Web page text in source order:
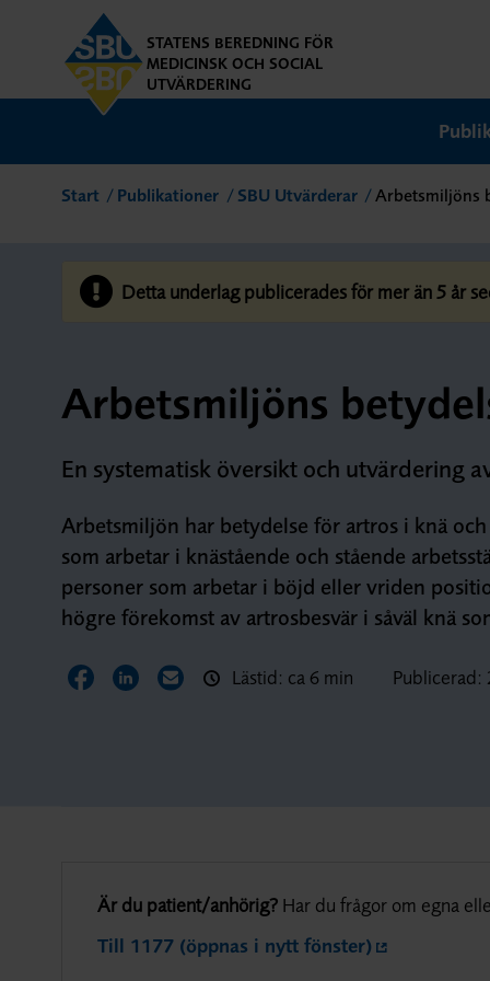
STATENS BEREDNING FÖR
MEDICINSK OCH SOCIAL
UTVÄRDERING
Start Publikationer SBU Utvärderar Arbetsmiljöns
Detta underlag publicerades för mer än 5 år
Arbetsmiljöns
En systematisk översikt och utvärdering
Arbetsmiljön har betydelse för artros i knä
som arbetar i knästående och stående
personer som arbetar i böjd eller vriden
högre förekomst av artrosbesvär i såväl knä
Dela sidan på Facebook
Dela sidan på LinkedIn
Dela sidan via E-post
Lästid: ca 6 min Publicerad:
Är du patient/anhörig? Har du frågor om egna
Till 1177 (öppnas i nytt fönster)